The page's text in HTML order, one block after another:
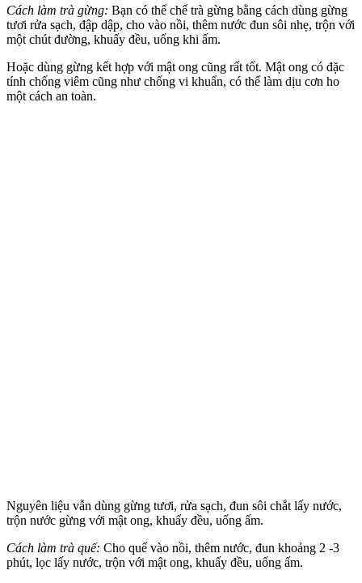
Cách làm trà gừng: Bạn có thể chế trà gừng bằng cách dùng gừng
tươi rửa sạch, đập dập, cho vào nồi, thêm nước đun sôi nhẹ, trộn với
một chút đường, khuấy đều, uống khi ấm.
Hoặc dùng gừng kết hợp với mật ong cũng rất tốt. Mật ong có đặc
tính chống viêm cũng như chống vi khuẩn, có thể làm dịu cơn ho
một cách an toàn.
Nguyên liệu vẫn dùng gừng tươi, rửa sạch, đun sôi chắt lấy nước,
trộn nước gừng với mật ong, khuấy đều, uống ấm.
Cách làm trà quế: Cho quế vào nồi, thêm nước, đun khoảng 2 -3
phút, lọc lấy nước, trộn với mật ong, khuấy đều, uống ấm.